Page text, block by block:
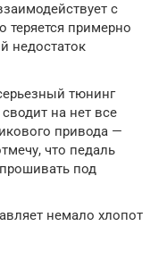
с
теряется примерно
недостаток
тюнинг
на нет все
привода —
что педаль
под
немало хлопот